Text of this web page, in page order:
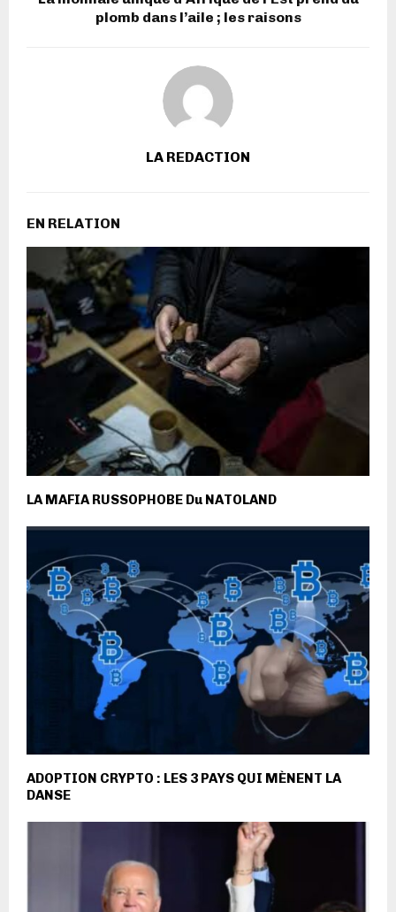
plomb dans l’aile ; les raisons
LA REDACTION
EN RELATION
LA MAFIA RUSSOPHOBE Du NATOLAND
ADOPTION CRYPTO : LES 3 PAYS QUI MÈNENT LA
DANSE